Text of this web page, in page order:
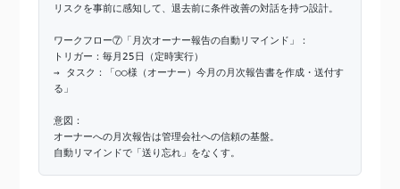
リスクを事前に感知して、退去前に条件改善の対話を持つ設計。
ワークフロー⑦「月次オーナー報告の自動リマインド」：
トリガー：毎月25日（定時実行）
→ タスク：「○○様（オーナー）今月の月次報告書を作成・送付す
る」
意図：
オーナーへの月次報告は管理会社への信頼の基盤。
自動リマインドで「送り忘れ」をなくす。